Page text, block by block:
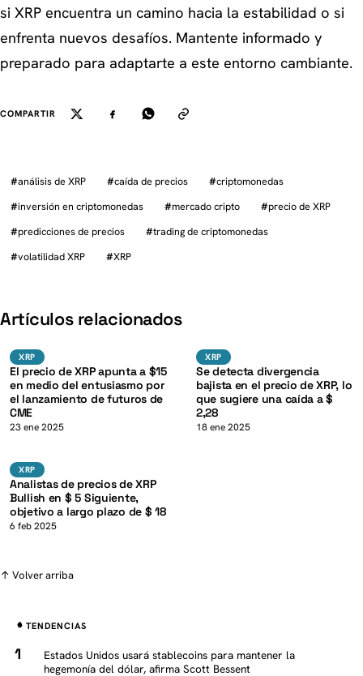
si XRP encuentra un camino hacia la estabilidad o si
enfrenta nuevos desafíos. Mantente informado y
preparado para adaptarte a este entorno cambiante.
COMPARTIR
#análisis de XRP #caída de precios #criptomonedas
#inversión en criptomonedas #mercado cripto #precio de XRP
#predicciones de precios #trading de criptomonedas
#volatilidad XRP #XRP
Artículos relacionados
XRP K
XRP
El precio de XRP apunta a $15
en medio del entusiasmo por
el lanzamiento de futuros de
CME
23 ene 2025
XRP
XRP
Se detecta divergencia
bajista en el precio de XRP, lo
que sugiere una caída a $
2,28
18 ene 2025
XRP K
XRP
Analistas de precios de XRP
Bullish en $ 5 Siguiente,
objetivo a largo plazo de $ 18
6 feb 2025
↑ Volver arriba
TENDENCIAS
Estados Unidos usará stablecoins para mantener la
hegemonía del dólar, afirma Scott Bessent